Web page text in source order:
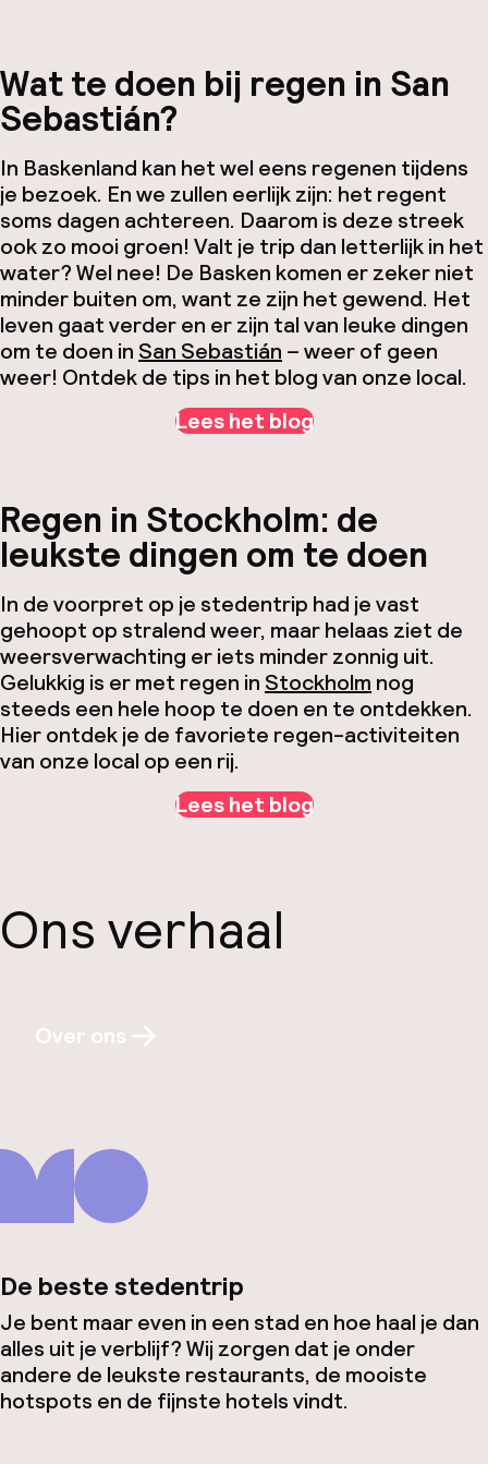
Wat te doen bij regen in San
Sebastián?
In Baskenland kan het wel eens regenen tijdens
je bezoek. En we zullen eerlijk zijn: het regent
soms dagen achtereen. Daarom is deze streek
ook zo mooi groen! Valt je trip dan letterlijk in het
water? Wel nee! De Basken komen er zeker niet
minder buiten om, want ze zijn het gewend. Het
leven gaat verder en er zijn tal van leuke dingen
om te doen in San Sebastián – weer of geen
weer! Ontdek de tips in het blog van onze local.
Lees het blog
Regen in Stockholm: de
leukste dingen om te doen
In de voorpret op je stedentrip had je vast
gehoopt op stralend weer, maar helaas ziet de
weersverwachting er iets minder zonnig uit.
Gelukkig is er met regen in Stockholm nog
steeds een hele hoop te doen en te ontdekken.
Hier ontdek je de favoriete regen-activiteiten
van onze local op een rij.
Lees het blog
Ons verhaal
Over ons
De beste stedentrip
Je bent maar even in een stad en hoe haal je dan
alles uit je verblijf? Wij zorgen dat je onder
andere de leukste restaurants, de mooiste
hotspots en de fijnste hotels vindt.